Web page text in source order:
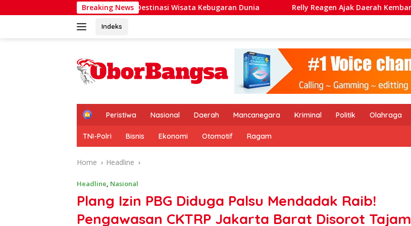
to
Breaking News
Jadi Destinasi Wisata Kebugaran Dunia Relly Reagen Ajak Daerah Kembangkan Wisata Kebugaran
Indeks
H
m
e
Peristiwa Nasional Daerah Mancanegara Kriminal Politik Olahraga
TNI-Polri Bisnis Ekonomi Otomotif Ragam
Home Headline
Headline, Nasional
Plang Izin PBG Diduga Palsu Mendadak Raib!
Pengawasan CKTRP Jakarta Barat Disorot Tajam